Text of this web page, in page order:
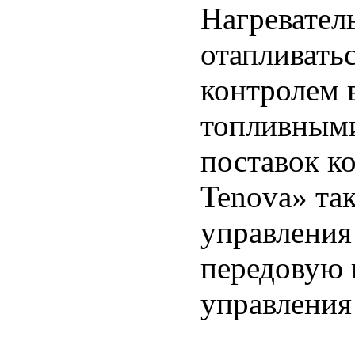
контролем
поставок
Tenova»
передовую